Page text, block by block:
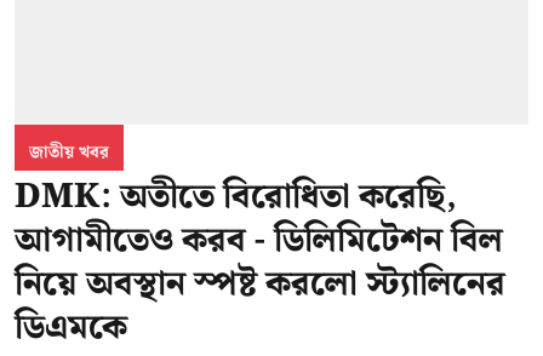
জাতীয় খবর
DMK: অতীতে বিরোধিতা করেছি,
আগামীতেও করব - ডিলিমিটেশন বিল
নিয়ে অবস্থান স্পষ্ট করলো স্ট্যালিনের
ডিএমকে